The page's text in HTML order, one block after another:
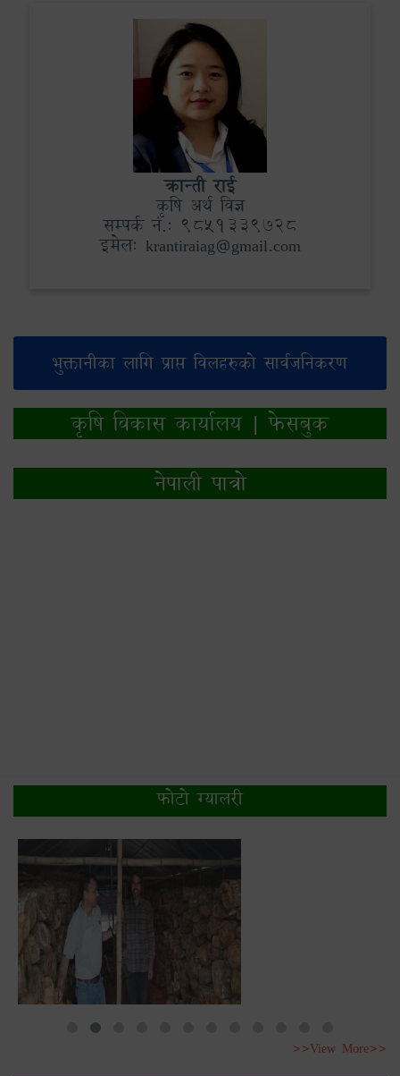
क्रान्ती राई
कृषि अर्थ विज्ञ
सम्पर्क नं.: 9851339728
इमेल: krantiraiag@gmail.com
भुक्तानीका लागि प्राप्त विलहरुको सार्वजनिकरण
कृषि विकास कार्यालय | फेसबुक
नेपाली पात्रो
फोटो ग्यालरी
>>View More>>